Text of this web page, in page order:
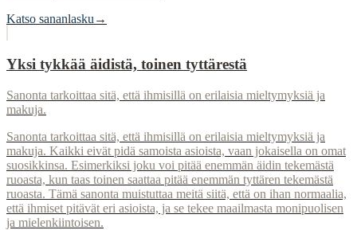
Katso sananlasku →
Yksi tykkää äidistä, toinen tyttärestä
Sanonta tarkoittaa sitä, että ihmisillä on erilaisia mieltymyksiä ja
makuja.
Sanonta tarkoittaa sitä, että ihmisillä on erilaisia mieltymyksiä ja
makuja. Kaikki eivät pidä samoista asioista, vaan jokaisella on omat
suosikkinsa. Esimerkiksi joku voi pitää enemmän äidin tekemästä
ruoasta, kun taas toinen saattaa pitää enemmän tyttären tekemästä
ruoasta. Tämä sanonta muistuttaa meitä siitä, että on ihan normaalia,
että ihmiset pitävät eri asioista, ja se tekee maailmasta monipuolisen
ja mielenkiintoisen.